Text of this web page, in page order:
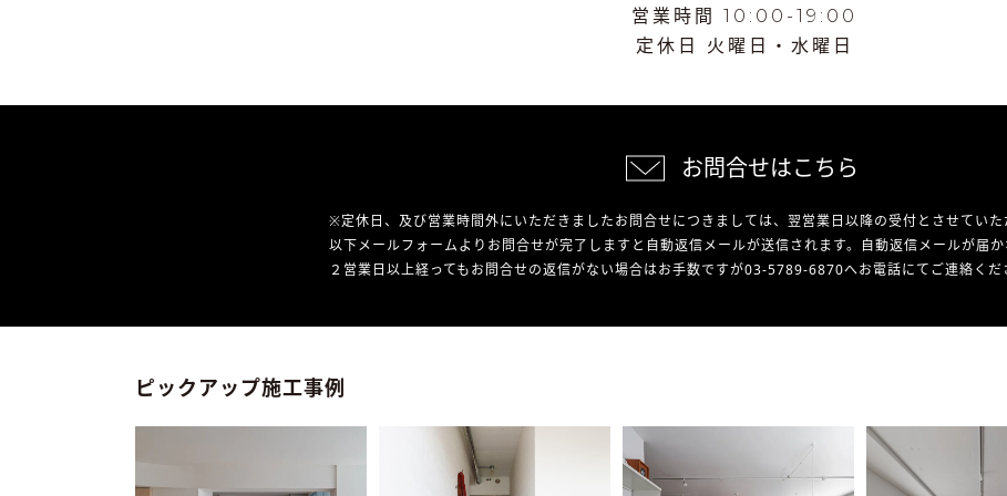
営業時間 10:00-19:00
定休日 火曜日・水曜日
お問合せはこちら
※定休日、及び営業時間外にいただきましたお問合せにつきましては、翌営業日以降の受付とさせていた
以下メールフォームよりお問合せが完了しますと自動返信メールが送信されます。自動返信メールが届か
２営業日以上経ってもお問合せの返信がない場合はお手数ですが03-5789-6870へお電話にてご連絡くだ
ピックアップ施工事例